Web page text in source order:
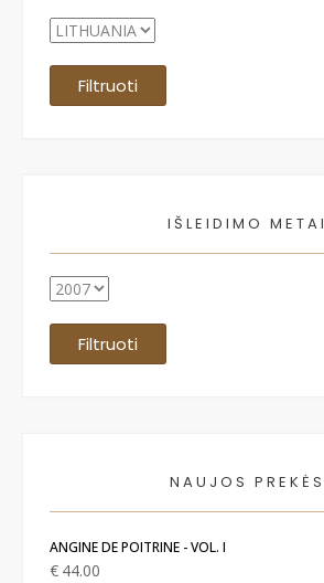
Filtruoti
IŠLEIDIMO METAI
Filtruoti
NAUJOS PREKĖS
ANGINE DE POITRINE - VOL. I
€ 44.00